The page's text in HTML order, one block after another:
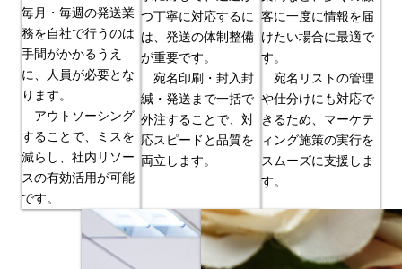
毎月・毎週の発送業
務を自社で行うのは
手間がかかるうえ
に、人員が必要とな
ります。
アウトソーシング
することで、ミスを
減らし、社内リソー
スの有効活用が可能
です。
つ丁寧に対応するに
は、発送の体制整備
が重要です。
宛名印刷・封入封
緘・発送まで一括で
外注することで、対
応スピードと品質を
両立します。
客に一度に情報を届
けたい場合に最適で
す。
宛名リストの管理
や仕分けにも対応で
きるため、マーケテ
ィング施策の実行を
スムーズに支援しま
す。